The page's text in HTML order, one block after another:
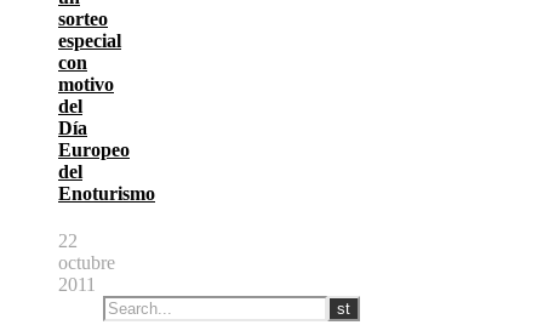
sorteo
especial
con
motivo
del
Día
Europeo
del
Enoturismo
22
octubre
2011